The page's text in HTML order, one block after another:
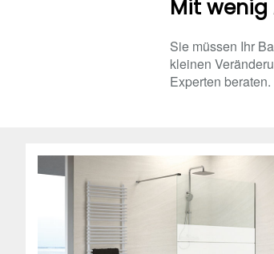
Mit
Sie müssen Ihr
kleinen
Experten beraten.